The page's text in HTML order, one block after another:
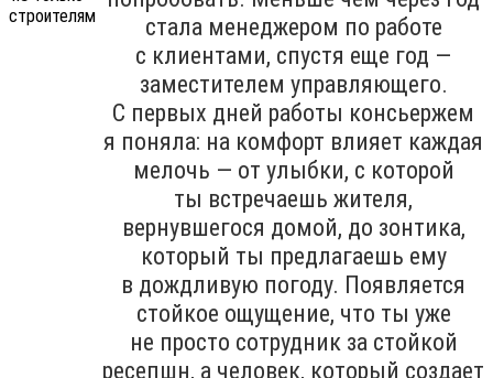
стала менеджером по работе
с клиентами, спустя еще год —
заместителем управляющего.
С первых дней работы консьержем
я поняла: на комфорт влияет каждая
мелочь — от улыбки, с которой
ты встречаешь жителя,
вернувшегося домой, до зонтика,
который ты предлагаешь ему
в дождливую погоду. Появляется
стойкое ощущение, что ты уже
не просто сотрудник за стойкой
ресепшн, а человек, который создает